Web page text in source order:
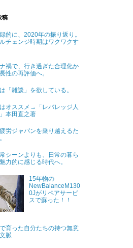
稿
的に、2020年の振り返り。
チェンジ時期はワクワクす
禍で、行き過ぎた合理化か
性の再評価へ。
「雑談」を欲している。
オススメ→「レバレッジ人
本田直之著
労ジャパンを乗り越えるた
シーンよりも、日常の暮ら
力的に感じる時代へ。
15年物の
NewBalanceM130
0Jがリペアサービ
スで蘇った！！
育った自分たちの持つ無意
脈